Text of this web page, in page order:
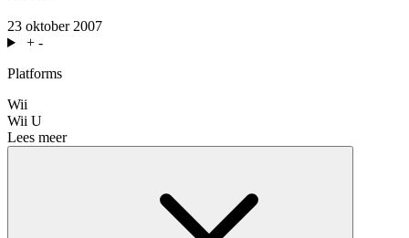
23 oktober 2007
+ -
Platforms
Wii
Wii U
Lees meer